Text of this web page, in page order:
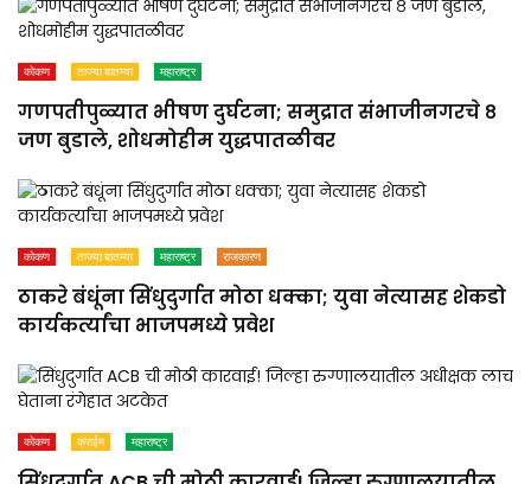
कोकण ताज्या बातम्या महाराष्ट्र
गणपतीपुळ्यात भीषण दुर्घटना; समुद्रात संभाजीनगरचे ८
जण बुडाले, शोधमोहीम युद्धपातळीवर
कोकण ताज्या बातम्या महाराष्ट्र राजकारण
ठाकरे बंधूंना सिंधुदुर्गात मोठा धक्का; युवा नेत्यासह शेकडो
कार्यकर्त्यांचा भाजपमध्ये प्रवेश
कोकण क्राईम महाराष्ट्र